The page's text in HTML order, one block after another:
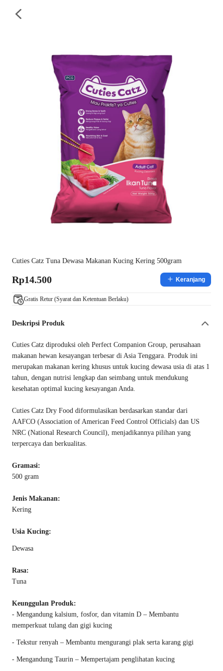
Cuties Catz Tuna Dewasa Makanan Kucing Kering 500gram
Rp14.500 Keranjang
Gratis Retur (Syarat dan Ketentuan Berlaku)
Deskripsi Produk
Cuties Catz diproduksi oleh Perfect Companion Group, perusahaan
makanan hewan kesayangan terbesar di Asia Tenggara. Produk ini
merupakan makanan kering khusus untuk kucing dewasa usia di atas 1
tahun, dengan nutrisi lengkap dan seimbang untuk mendukung
kesehatan optimal kucing kesayangan Anda.
Cuties Catz Dry Food diformulasikan berdasarkan standar dari
AAFCO (Association of American Feed Control Officials) dan US
NRC (National Research Council), menjadikannya pilihan yang
terpercaya dan berkualitas.
Gramasi:
500 gram
Jenis Makanan:
Kering
Usia Kucing:
Dewasa
Rasa:
Tuna
Keunggulan Produk:
- Mengandung kalsium, fosfor, dan vitamin D – Membantu
memperkuat tulang dan gigi kucing
- Tekstur renyah – Membantu mengurangi plak serta karang gigi
- Mengandung Taurin – Mempertajam penglihatan kucing